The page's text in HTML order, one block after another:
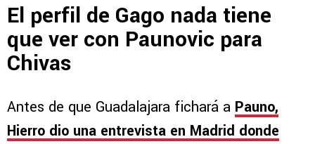
El perfil de Gago nada tiene
que ver con Paunovic para
Chivas
Antes de que Guadalajara fichará a Pauno,
Hierro dio una entrevista en Madrid donde